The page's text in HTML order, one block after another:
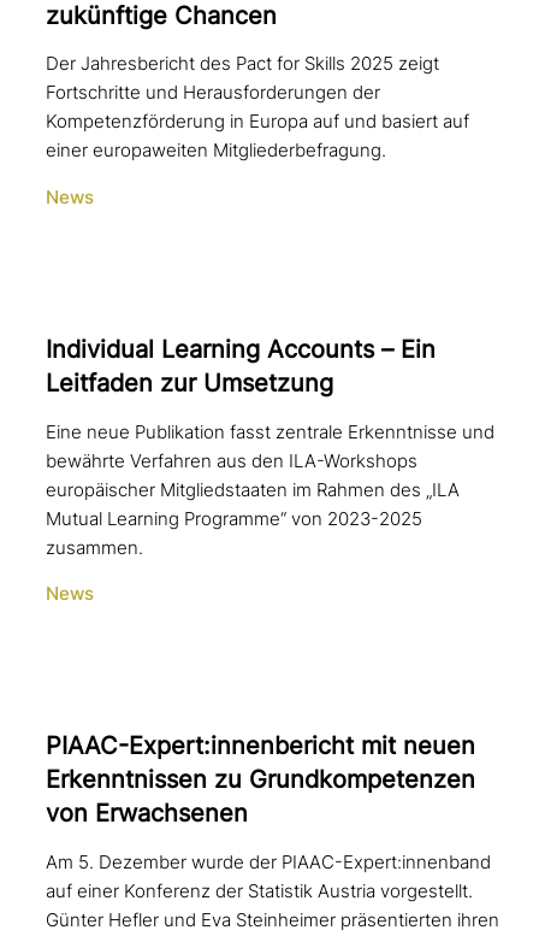
zukünf­ti­ge Chancen
Der Jahresbericht des Pact for Skills 2025 zeigt
Fortschritte und Herausforderungen der
Kompetenzförderung in Europa auf und basiert auf
einer europaweiten Mitgliederbefragung.
News
Individual Learning Accounts – Ein
Leitfaden zur Umsetzung
Eine neue Publikation fasst zentrale Erkenntnisse und
bewährte Verfahren aus den ILA-Workshops
europäischer Mitgliedstaaten im Rahmen des „ILA
Mutual Learning Programme“ von 2023-2025
zusammen.
News
PIAAC-Expert:innenbericht mit neuen
Erkenntnissen zu Grundkompetenzen
von Erwachsenen
Am 5. Dezember wurde der PIAAC-Expert:innenband
auf einer Konferenz der Statistik Austria vorgestellt.
Günter Hefler und Eva Steinheimer präsentierten ihren